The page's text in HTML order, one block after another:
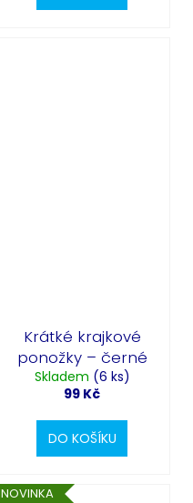
Krátké krajkové
ponožky – černé
Skladem (6 ks)
99 Kč
DO KOŠÍKU
NOVINKA